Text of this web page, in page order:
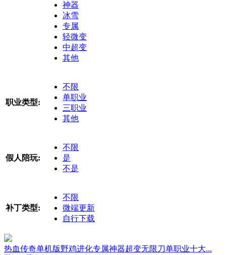
神器
冰雪
专属
轻微变
中超变
其他
职业类型:
不限
单职业
三职业
其他
假人陪玩:
不限
是
不是
补丁类型:
不限
微端更新
自行下载
热血传奇单机版野鸡进化专属神器超变无限刀单职业十大...